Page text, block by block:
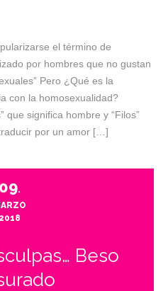
el término de
por hombres que no gustan
Pero ¿Qué es la
con la homosexualidad?
que significa hombre y “Filos”
por un amor […]
09.
2018
Beso